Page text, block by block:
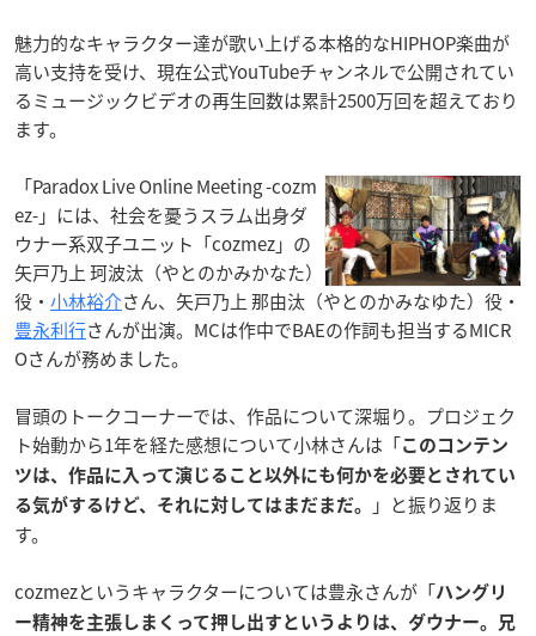
魅力的なキャラクター達が歌い上げる本格的なHIPHOP楽曲が
高い支持を受け、現在公式YouTubeチャンネルで公開されてい
るミュージックビデオの再生回数は累計2500万回を超えており
ます。
「Paradox Live Online Meeting -cozm
ez-」には、社会を憂うスラム出身ダ
ウナー系双子ユニット「cozmez」の
矢戸乃上 珂波汰（やとのかみかなた）
役・ 小林裕介さん、矢戸乃上 那由汰（やとのかみなゆた）役・
豊永利行さんが出演。MCは作中でBAEの作詞も担当するMICR
Oさんが務めました。
冒頭のトークコーナーでは、作品について深堀り。プロジェク
ト始動から1年を経た感想について小林さんは「このコンテン
ツは、作品に入って演じること以外にも何かを必要とされてい
る気がするけど、それに対してはまだまだ。
」と振り返りま
す。
cozmezというキャラクターについては豊永さんが「ハングリ
ー精神を主張しまくって押し出すというよりは、ダウナー。兄